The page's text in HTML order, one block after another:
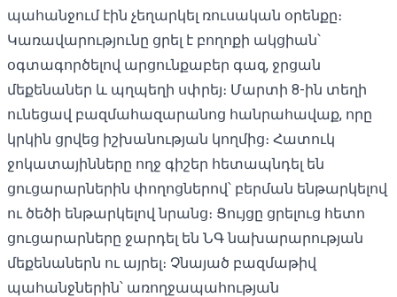
պահանջում էին չեղարկել ռուսական օրենքը։
Կառավարությունը ցրել է բողոքի ակցիան՝
օգտագործելով արցունքաբեր գազ, ջրցան
մեքենաներ և պղպեղի սփրեյ։ Մարտի 8-ին տեղի
ունեցավ բազմահազարանոց հանրահավաք, որը
կրկին ցրվեց իշխանության կողմից։ Հատուկ
ջոկատայինները ողջ գիշեր հետապնդել են
ցուցարարներին փողոցներով՝ բերման ենթարկելով
ու ծեծի ենթարկելով նրանց։ Ցույցը ցրելուց հետո
ցուցարարները ջարդել են ՆԳ նախարարության
մեքենաներն ու այրել։ Չնայած բազմաթիվ
պահանջներին՝ առողջապահության